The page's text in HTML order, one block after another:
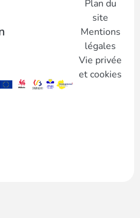
Plan du
site
Mentions
légales
Vie privée
et cookies